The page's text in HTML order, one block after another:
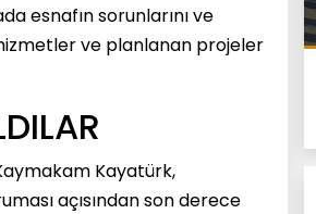
esnafın sorunlarını ve
ve planlanan projeler
Kayatürk,
açısından son derece